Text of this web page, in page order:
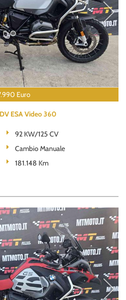
Euro
ESA Video 360
92 KW/125 CV
Cambio Manuale
181.148 Km